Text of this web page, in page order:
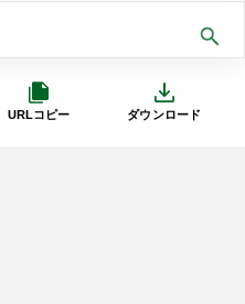
URLコピー ダウンロード